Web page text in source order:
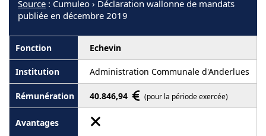
Source : Cumuleo › Déclaration wallonne de mandats
publiée en décembre 2019
Echevin
Administration Communale d'Anderlues
40.846,94 (pour la période exercée)